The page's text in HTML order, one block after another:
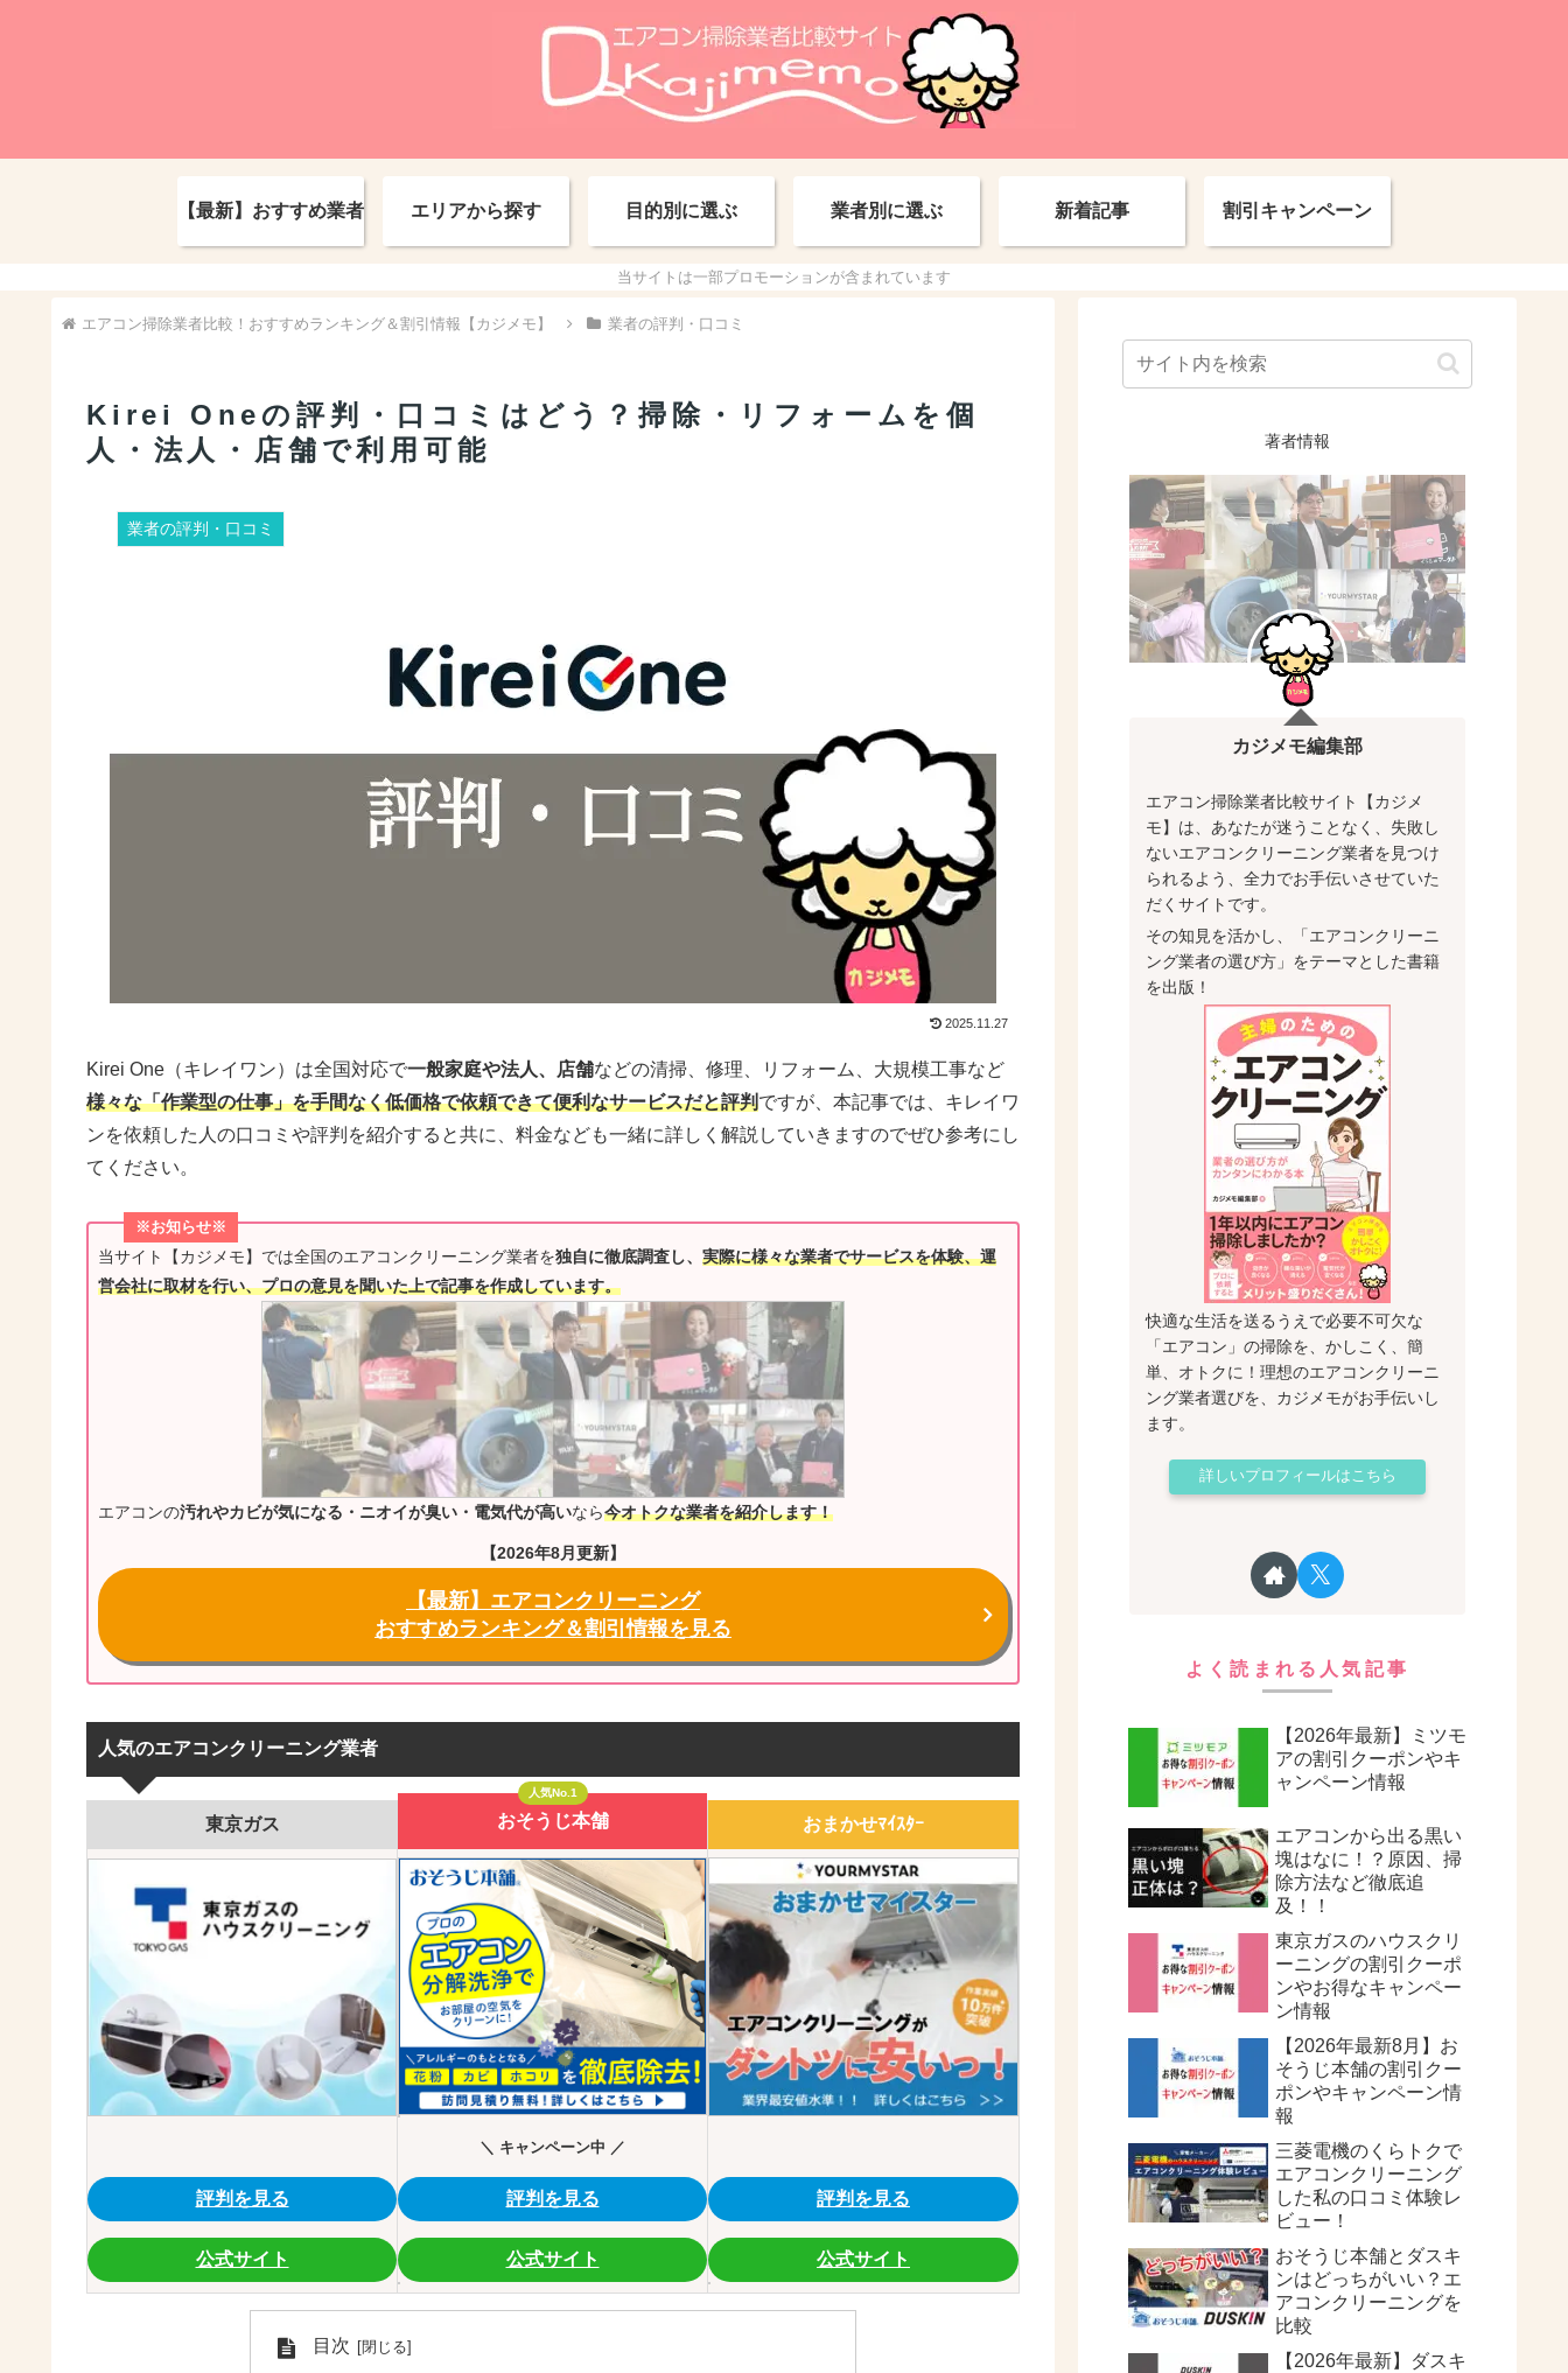
【最新】おすすめ業者 エリアから探す 目的別に選ぶ 業者別に選ぶ 新着記事 割引キャンペーン
当サイトは一部プロモーションが含まれています
エアコン掃除業者比較！おすすめランキング＆割引情報【カジメモ】 業者の評判・口コミ
Kirei Oneの評判・口コミはどう？掃除・リフォームを個
人・法人・店舗で利用可能
業者の評判・口コミ
2025.11.27
Kirei One（キレイワン）は全国対応で一般家庭や法人、店舗などの清掃、修理、リフォーム、大規模工事など
様々な「作業型の仕事」を手間なく低価格で依頼できて便利なサービスだと評判ですが、本記事では、キレイワ
ンを依頼した人の口コミや評判を紹介すると共に、料金なども一緒に詳しく解説していきますのでぜひ参考にし
てください。
※お知らせ※
当サイト【カジメモ】では全国のエアコンクリーニング業者を独自に徹底調査し、 実際に様々な業者でサービスを体験、運
営会社に取材を行い、プロの意見を聞いた上で記事を作成しています。
エアコンの汚れやカビが気になる・ニオイが臭い・電気代が高いなら今オトクな業者を紹介します！
【2026年8月更新】
【最新】エアコンクリーニング
おすすめランキング＆割引情報を見る
人気のエアコンクリーニング業者
東京ガス
人気No.1
おそうじ本舗 おまかせﾏｲｽﾀｰ
＼ キャンペーン中 ／
評判を見る 評判を見る 評判を見る
公式サイト 公式サイト 公式サイト
目次
著者情報
カジメモ編集部
エアコン掃除業者比較サイト【カジメ
モ】は、あなたが迷うことなく、失敗し
ないエアコンクリーニング業者を見つけ
られるよう、全力でお手伝いさせていた
だくサイトです。
その知見を活かし、「エアコンクリーニ
ング業者の選び方」をテーマとした書籍
を出版！
快適な生活を送るうえで必要不可欠な
「エアコン」の掃除を、かしこく、簡
単、オトクに！理想のエアコンクリーニ
ング業者選びを、カジメモがお手伝いし
ます。
詳しいプロフィールはこちら
よく読まれる人気記事
【2026年最新】ミツモ
アの割引クーポンやキ
ャンペーン情報
エアコンから出る黒い
塊はなに！？原因、掃
除方法など徹底追
及！！
東京ガスのハウスクリ
ーニングの割引クーポ
ンやお得なキャンペー
ン情報
【2026年最新8月】お
そうじ本舗の割引クー
ポンやキャンペーン情
報
三菱電機のくらトクで
エアコンクリーニング
した私の口コミ体験レ
ビュー！
おそうじ本舗とダスキ
ンはどっちがいい？エ
アコンクリーニングを
比較
【2026年最新】ダスキ